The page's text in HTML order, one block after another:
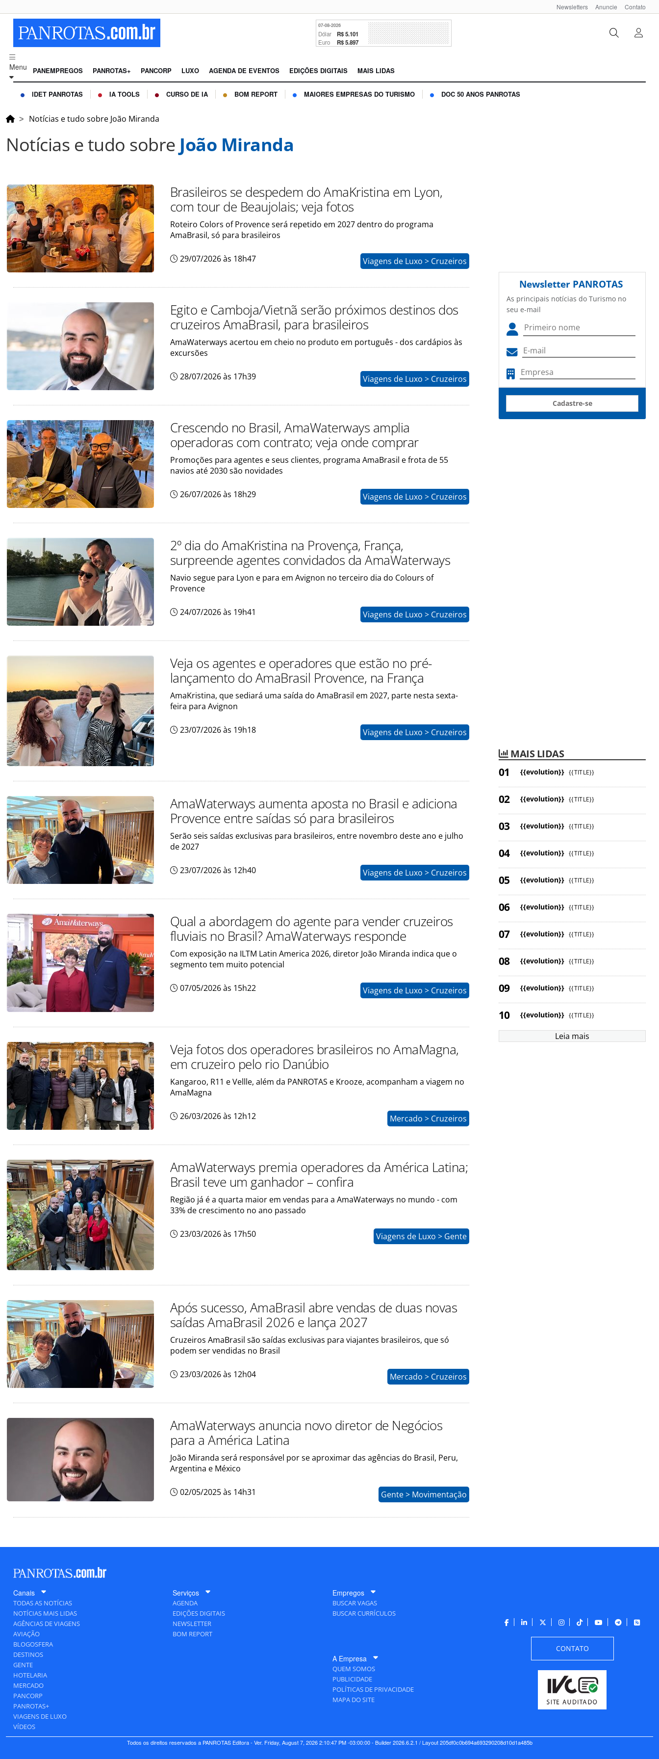
Newsletters Anuncie Contato
07-08-2026
Dólar R$ 5.101
Euro R$ 5.897
Menu PANEMPREGOS PANROTAS+ PANCORP LUXO AGENDA DE EVENTOS EDIÇÕES DIGITAIS MAIS LIDAS
IDET PANROTAS IA TOOLS CURSO DE IA BOM REPORT MAIORES EMPRESAS DO TURISMO DOC 50 ANOS PANROTAS
Notícias e tudo sobre João Miranda
Notícias e tudo sobre João Miranda
Brasileiros se despedem do AmaKristina em Lyon,
com tour de Beaujolais; veja fotos
Roteiro Colors of Provence será repetido em 2027 dentro do programa
AmaBrasil, só para brasileiros
29/07/2026 às 18h47 Viagens de Luxo > Cruzeiros
Egito e Camboja/Vietnã serão próximos destinos dos
cruzeiros AmaBrasil, para brasileiros
AmaWaterways acertou em cheio no produto em português - dos cardápios às
excursões
28/07/2026 às 17h39 Viagens de Luxo > Cruzeiros
Crescendo no Brasil, AmaWaterways amplia
operadoras com contrato; veja onde comprar
Promoções para agentes e seus clientes, programa AmaBrasil e frota de 55
navios até 2030 são novidades
26/07/2026 às 18h29 Viagens de Luxo > Cruzeiros
2º dia do AmaKristina na Provença, França,
surpreende agentes convidados da AmaWaterways
Navio segue para Lyon e para em Avignon no terceiro dia do Colours of
Provence
24/07/2026 às 19h41 Viagens de Luxo > Cruzeiros
Veja os agentes e operadores que estão no pré-
lançamento do AmaBrasil Provence, na França
AmaKristina, que sediará uma saída do AmaBrasil em 2027, parte nesta sexta-
feira para Avignon
23/07/2026 às 19h18 Viagens de Luxo > Cruzeiros
AmaWaterways aumenta aposta no Brasil e adiciona
Provence entre saídas só para brasileiros
Serão seis saídas exclusivas para brasileiros, entre novembro deste ano e julho
de 2027
23/07/2026 às 12h40 Viagens de Luxo > Cruzeiros
Qual a abordagem do agente para vender cruzeiros
fluviais no Brasil? AmaWaterways responde
Com exposição na ILTM Latin America 2026, diretor João Miranda indica que o
segmento tem muito potencial
07/05/2026 às 15h22 Viagens de Luxo > Cruzeiros
Veja fotos dos operadores brasileiros no AmaMagna,
em cruzeiro pelo rio Danúbio
Kangaroo, R11 e Vellle, além da PANROTAS e Krooze, acompanham a viagem no
AmaMagna
26/03/2026 às 12h12 Mercado > Cruzeiros
AmaWaterways premia operadores da América Latina;
Brasil teve um ganhador – confira
Região já é a quarta maior em vendas para a AmaWaterways no mundo - com
33% de crescimento no ano passado
23/03/2026 às 17h50 Viagens de Luxo > Gente
Após sucesso, AmaBrasil abre vendas de duas novas
saídas AmaBrasil 2026 e lança 2027
Cruzeiros AmaBrasil são saídas exclusivas para viajantes brasileiros, que só
podem ser vendidas no Brasil
23/03/2026 às 12h04 Mercado > Cruzeiros
AmaWaterways anuncia novo diretor de Negócios
para a América Latina
João Miranda será responsável por se aproximar das agências do Brasil, Peru,
Argentina e México
02/05/2025 às 14h31 Gente > Movimentação
Newsletter PANROTAS
As principais notícias do Turismo no
seu e-mail
Cadastre-se
MAIS LIDAS
{{evolution}} {{TITLE}}
{{evolution}} {{TITLE}}
{{evolution}} {{TITLE}}
{{evolution}} {{TITLE}}
{{evolution}} {{TITLE}}
{{evolution}} {{TITLE}}
{{evolution}} {{TITLE}}
{{evolution}} {{TITLE}}
{{evolution}} {{TITLE}}
{{evolution}} {{TITLE}}
Leia mais
Canais
TODAS AS NOTÍCIAS
NOTÍCIAS MAIS LIDAS
AGÊNCIAS DE VIAGENS
AVIAÇÃO
BLOGOSFERA
DESTINOS
GENTE
HOTELARIA
MERCADO
PANCORP
PANROTAS+
VIAGENS DE LUXO
VÍDEOS
Serviços
AGENDA
EDIÇÕES DIGITAIS
NEWSLETTER
BOM REPORT
Empregos
BUSCAR VAGAS
BUSCAR CURRÍCULOS
A Empresa
QUEM SOMOS
PUBLICIDADE
POLÍTICAS DE PRIVACIDADE
MAPA DO SITE
CONTATO
Todos os direitos reservados a PANROTAS Editora - Ver. Friday, August 7, 2026 2:10:47 PM -03:00:00 - Builder 2026.6.2.1 / Layout 205df0c0b694a693290208d10d1a485b